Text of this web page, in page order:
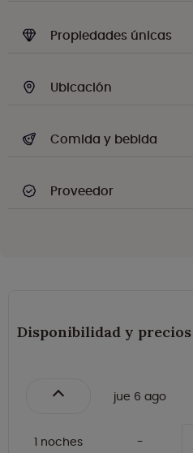
Propiedades únicas
Ubicación
Comida y bebida
Proveedor
Disponibilidad y precios
jue 6 ago
1 noches